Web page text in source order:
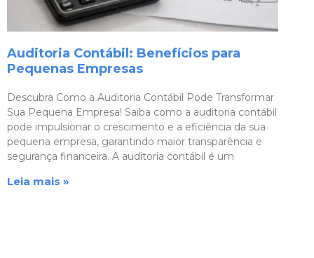
Auditoria Contábil: Benefícios para
Pequenas Empresas
Descubra Como a Auditoria Contábil Pode Transformar
Sua Pequena Empresa! Saiba como a auditoria contábil
pode impulsionar o crescimento e a eficiência da sua
pequena empresa, garantindo maior transparência e
segurança financeira. A auditoria contábil é um
Leia mais »